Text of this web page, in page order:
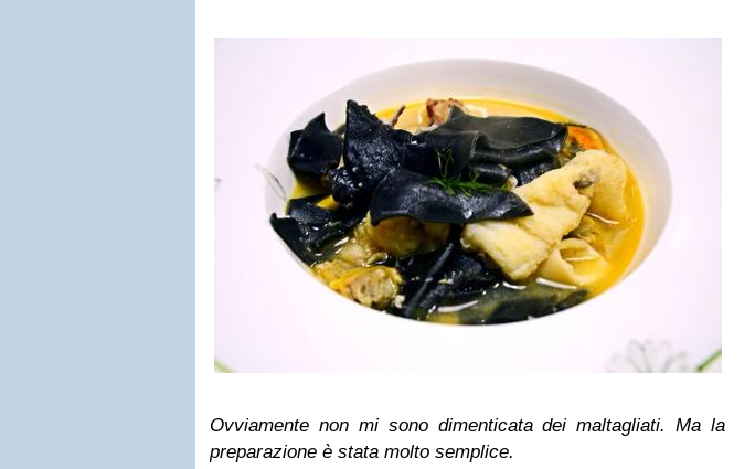
Ovviamente non mi sono dimenticata dei maltagliati. Ma la
preparazione è stata molto semplice.